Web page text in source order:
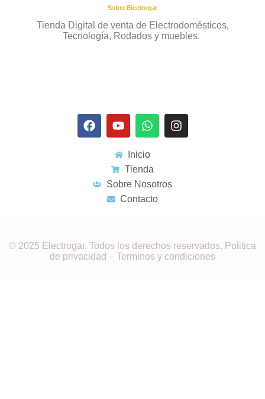
Sobre Electrogar
Tienda Digital de venta de Electrodomésticos,
Tecnología, Rodados y muebles.
Inicio
Tienda
Sobre Nosotros
Contacto
© 2025 Electrogar. Todos los derechos reservados. Politica
de privacidad – Terminos y condiciones